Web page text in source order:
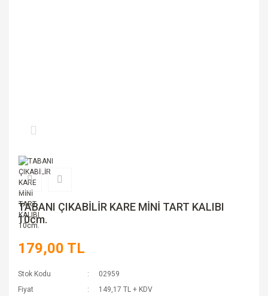
TABANI ÇIKABİLİR KARE MİNİ TART KALIBI
10cm.
179,00 TL
Stok Kodu
02959
Fiyat
149,17 TL + KDV